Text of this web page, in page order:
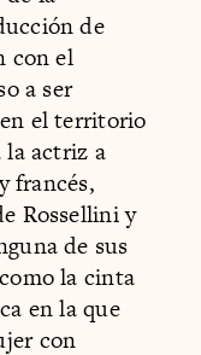
de
con el
a ser
el territorio
la actriz a
francés,
Rossellini y
de sus
la cinta
en la que
con